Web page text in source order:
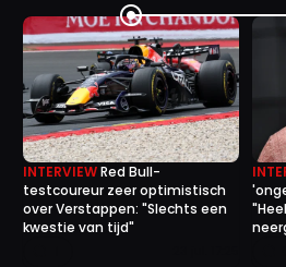
INTERVIEWRed Bull-
testcoureur zeer optimistisch
over Verstappen: "Slechts een
kwestie van tijd"